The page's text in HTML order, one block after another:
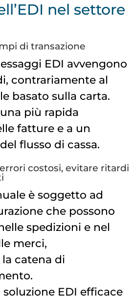
nel settore
di transazione
EDI avvengono
contrariamente al
basato sulla carta.
più rapida
fatture e a un
flusso di cassa.
costosi, evitare ritardi
è soggetto ad
che possono
spedizioni e nel
merci,
catena di
EDI efficace